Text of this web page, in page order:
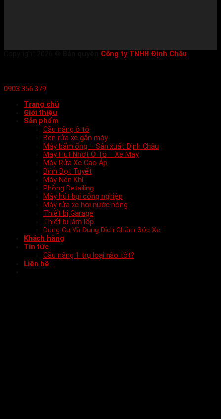
Công ty TNHH Định Châu
0903.356.379
Trang chủ
Giới thiệu
Sản phẩm
Cầu nâng ô tô
Ben rửa xe gắn máy
Máy bấm ống – Sản xuất Định Châu
Máy Hút Nhớt Ô Tô – Xe Máy
Máy Rửa Xe Cao Áp
Bình Bọt Tuyết
Máy Nén Khí
Phòng Detailing
Máy hút bụi công nghiệp
Máy rửa xe hơi nước nóng
Thiết bị Garage
Thiết bị làm lốp
Dụng Cụ Và Dung Dịch Chăm Sóc Xe
Khách hàng
Tin tức
Cầu nâng 1 trụ loại nào tốt?
Liên hệ